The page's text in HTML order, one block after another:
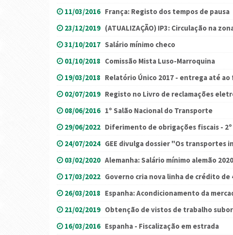
11/03/2016 França: Registo dos tempos de pausa
23/12/2019 (ATUALIZAÇÃO) IP3: Circulação na
31/10/2017 Salário mínimo checo
01/10/2018 Comissão Mista Luso-Marroquina
19/03/2018 Relatório Único 2017 - entrega até
02/07/2019 Registo no Livro de reclamações
08/06/2016 1º Salão Nacional do Transporte
29/06/2022 Diferimento de obrigações fiscais -
24/07/2024 GEE divulga dossier "Os transportes
03/02/2020 Alemanha: Salário mínimo alemão 2020
17/03/2022 Governo cria nova linha de crédito de
26/03/2018 Espanha: Acondicionamento da
21/02/2019 Obtenção de vistos de trabalho
16/03/2016 Espanha - Fiscalização em estrada